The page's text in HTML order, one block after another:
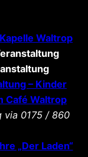
Waltrop
– Kinder
Café Waltrop
via 0175 / 860
„Der Laden“